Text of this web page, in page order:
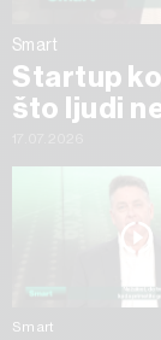
Smart
Startup
što ljudi
Smart